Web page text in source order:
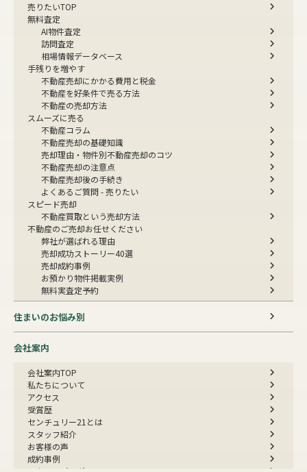
売りたいTOP
無料査定
AI物件査定
訪問査定
相場情報データベース
手残りを増やす
不動産売却にかかる費用と税金
不動産を好条件で売る方法
不動産の売却方法
スムーズに売る
不動産コラム
不動産売却の基礎知識
売却理由・物件別不動産売却のコツ
不動産売却の注意点
不動産売却後の手続き
よくあるご質問 - 売りたい
スピード売却
不動産買取という売却方法
不動産のご売却お任せください
弊社が選ばれる理由
売却成功ストーリー40選
売却成約事例
お預かり物件掲載実例
無料実査定予約
住まいのお悩み別
会社案内
会社案内TOP
私たちについて
アクセス
受賞歴
センチュリー21とは
スタッフ紹介
お客様の声
成約事例